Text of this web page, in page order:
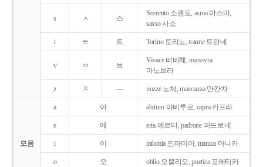
s ㅅ 스
Sorrento 소렌토, asma 아스마,
sasso 사소
t ㅌ 트 Torino 토리노, tranne 트란네
v ㅂ 브
Vivace 비바체, manovra
마노브라
z ㅊ ― nozze 노체, mancanza 만칸차
모음
a 아 abituro 아비투로, capra 카프라
e 에 erta 에르타, padrone 파드로네
i 이 infamia 인파미아, manica 마니카
o 오 oblio 오블리오, poetica 포에티카